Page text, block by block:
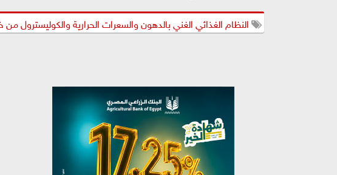
النظام الغذائي الغني بالدهون والسعرات الحرارية